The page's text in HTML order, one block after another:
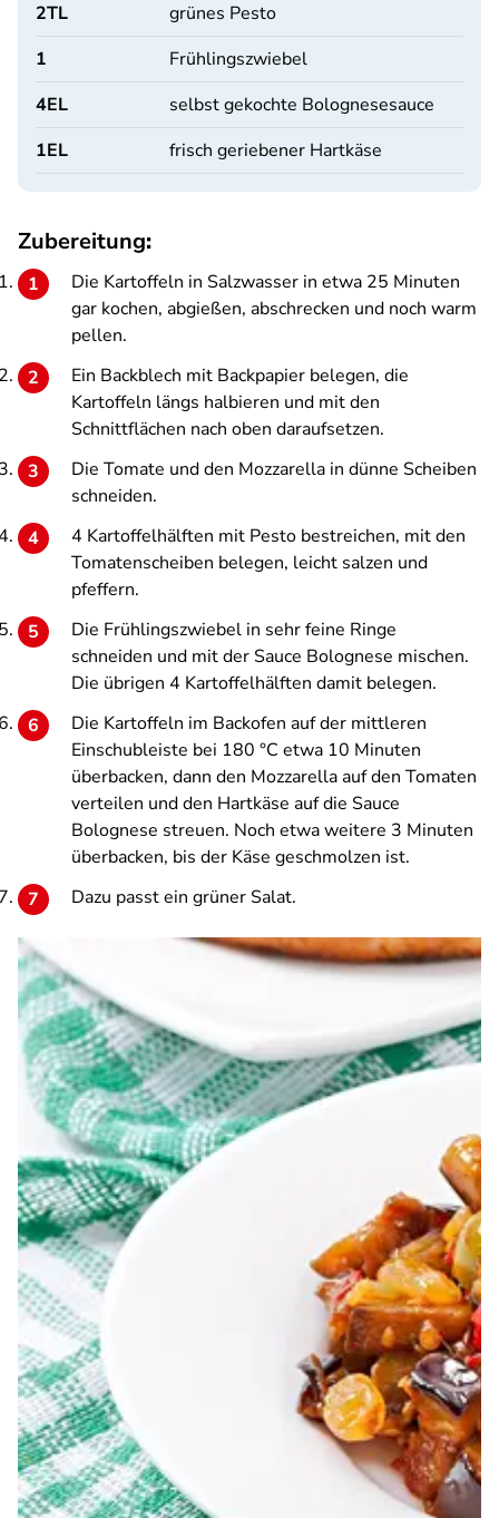
2TL
grünes Pesto
1
Frühlingszwiebel
4EL
selbst gekochte Bolognesesauce
1EL frisch geriebener Hartkäse
Zubereitung:
Die Kartoffeln in Salzwasser in etwa 25 Minuten
gar kochen, abgießen, abschrecken und noch warm
pellen.
Ein Backblech mit Backpapier belegen, die
Kartoffeln längs halbieren und mit den
Schnittflächen nach oben daraufsetzen.
Die Tomate und den Mozzarella in dünne Scheiben
schneiden.
4 Kartoffelhälften mit Pesto bestreichen, mit den
Tomatenscheiben belegen, leicht salzen und
pfeffern.
Die Frühlingszwiebel in sehr feine Ringe
schneiden und mit der Sauce Bolognese mischen.
Die übrigen 4 Kartoffelhälften damit belegen.
Die Kartoffeln im Backofen auf der mittleren
Einschubleiste bei 180 °C etwa 10 Minuten
überbacken, dann den Mozzarella auf den Tomaten
verteilen und den Hartkäse auf die Sauce
Bolognese streuen. Noch etwa weitere 3 Minuten
überbacken, bis der Käse geschmolzen ist.
Dazu passt ein grüner Salat.